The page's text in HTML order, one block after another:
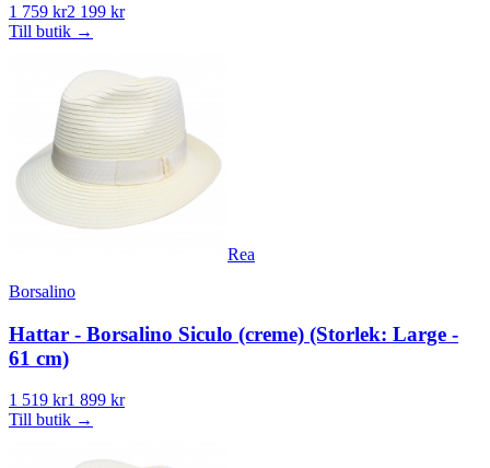
1 759 kr2 199 kr
Till butik →
Rea
Borsalino
Hattar - Borsalino Siculo (creme) (Storlek: Large -
61 cm)
1 519 kr1 899 kr
Till butik →